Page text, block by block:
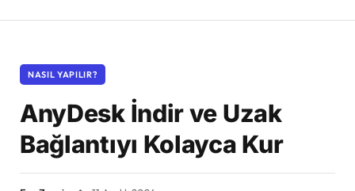
NASIL YAPILIR?
AnyDesk İndir ve Uzak
Bağlantıyı Kolayca Kur